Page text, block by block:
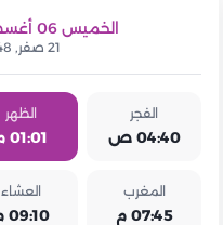
الخميس 06 أغسطس, 2026
21 صفر, 1448
الفجر
04:40 ص
الظهر
01:01 م
المغرب
07:45 م
العشاء
09:10 م